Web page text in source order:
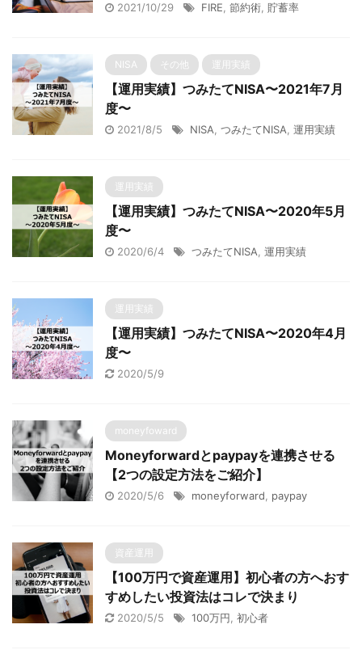
2021/10/29 FIRE 節約術 貯蓄率
NISA その他 運用実績
【運用実績】つみたてNISA〜2021年7月
度〜
2021/8/5 NISA つみたてNISA 運用実績
運用実績
【運用実績】つみたてNISA〜2020年5月
度〜
2020/6/4 つみたてNISA 運用実績
運用実績
【運用実績】つみたてNISA〜2020年4月
度〜
2020/5/9
moneyfoward
Moneyforwardとpaypayを連携させる
【2つの設定方法をご紹介】
2020/5/6 moneyforward paypay
資産運用
【100万円で資産運用】初心者の方へおす
すめしたい投資法はコレで決まり
2020/5/5 100万円 初心者